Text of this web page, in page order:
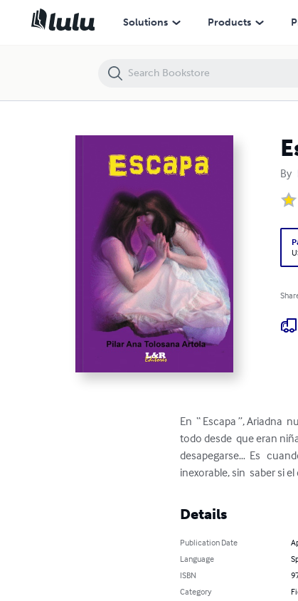
Solutions Products
By
En  “ Escapa ”, Ariadna
todo desde  que eran
desapegarse…  Es
inexorable, sin  saber si
Details
Publication Date
Language
ISBN
Category